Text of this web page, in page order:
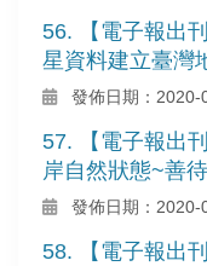
56. 【電子報出
星資料建立臺灣
發佈日期：2020-
57. 【電子報出
岸自然狀態~善
發佈日期：2020-
58. 【電子報出